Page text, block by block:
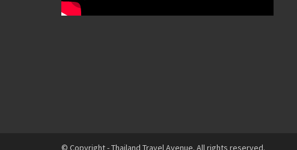
© Copyright - Thailand Travel Avenue. All rights reserved.